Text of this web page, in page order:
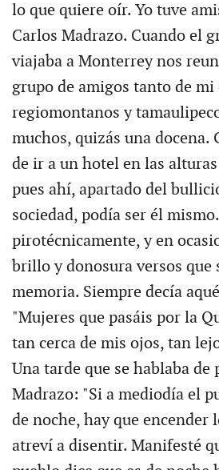
lo que quiere oír. Yo tuve
Carlos Madrazo. Cuando el
viajaba a Monterrey nos
grupo de amigos tanto de mi
regiomontanos y
muchos, quizás una docena.
de ir a un hotel en las
pues ahí, apartado del
sociedad, podía ser él
pirotécnicamente, y en
brillo y donosura versos que
memoria. Siempre decía
"Mujeres que pasáis por la
tan cerca de mis ojos, tan
Una tarde que se hablaba
Madrazo: "Si a mediodía el
de noche, hay que encender
atreví a disentir. Manifesté